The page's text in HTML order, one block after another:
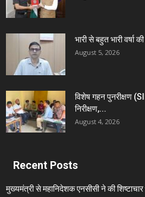
भारी से बहुत भारी वर्षा
August 5, 2026
विशेष गहन पुनरीक्षण
निरीक्षण,...
August 4, 2026
Recent Posts
मुख्यमंत्री से महानिदेशक एनसीसी ने की